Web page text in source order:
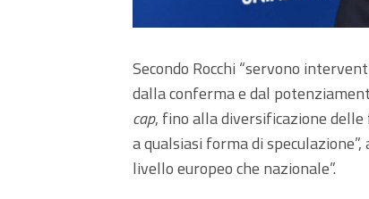
Secondo Rocchi “servono
dalla conferma e dal
cap, fino alla diversificazione
a qualsiasi forma di
livello europeo che nazionale”.